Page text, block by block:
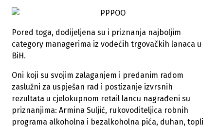
Pored toga, dodijeljena su i priznanja najboljim
category managerima iz vodećih trgovačkih lanaca u
BiH.
Oni koji su svojim zalaganjem i predanim radom
zaslužni za uspješan rad i postizanje izvrsnih
rezultata u cjelokupnom retail lancu nagrađeni su
priznanjima: Armina Suljić, rukovoditeljica robnih
programa alkoholna i bezalkoholna pića, duhan, topli